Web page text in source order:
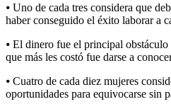
⦁ Uno de cada tres considera que
haber conseguido el éxito laborar a
⦁ El dinero fue el principal
que más les costó fue darse a
⦁ Cuatro de cada diez mujeres
oportunidades para equivocarse sin